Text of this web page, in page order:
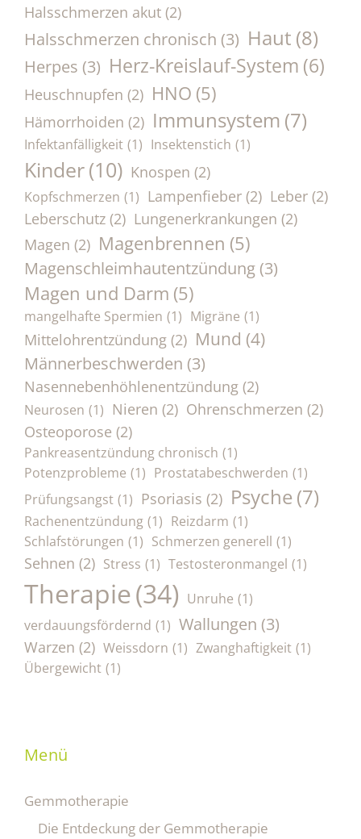
Halsschmerzen akut (2)
Halsschmerzen chronisch (3) Haut (8)
Herpes (3) Herz-Kreislauf-System (6)
Heuschnupfen (2) HNO (5)
Hämorrhoiden (2) Immunsystem (7)
Infektanfälligkeit (1) Insektenstich (1)
Kinder(10) Knospen (2)
Kopfschmerzen (1) Lampenfieber (2) Leber (2)
Leberschutz (2) Lungenerkrankungen (2)
Magen (2) Magenbrennen (5)
Magenschleimhautentzündung (3)
Magen und Darm (5)
mangelhafte Spermien (1) Migräne (1)
Mittelohrentzündung (2) Mund (4)
Männerbeschwerden (3)
Nasennebenhöhlenentzündung (2)
Neurosen (1) Nieren (2) Ohrenschmerzen (2)
Osteoporose (2)
Pankreasentzündung chronisch (1)
Potenzprobleme (1) Prostatabeschwerden (1)
Prüfungsangst (1) Psoriasis (2) Psyche (7)
Rachenentzündung (1) Reizdarm (1)
Schlafstörungen (1) Schmerzen generell (1)
Sehnen (2) Stress (1) Testosteronmangel (1)
Therapie(34) Unruhe (1)
verdauungsfördernd (1) Wallungen (3)
Warzen (2) Weissdorn (1) Zwanghaftigkeit (1)
Übergewicht (1)
Menü
Gemmotherapie
Die Entdeckung der Gemmotherapie